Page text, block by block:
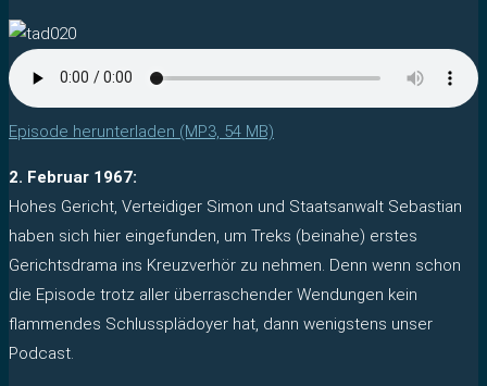
Episode herunterladen (MP3, 54 MB)
2. Februar 1967:
Hohes Gericht, Verteidiger Simon und Staatsanwalt Sebastian
haben sich hier eingefunden, um Treks (beinahe) erstes
Gerichtsdrama ins Kreuzverhör zu nehmen. Denn wenn schon
die Episode trotz aller überraschender Wendungen kein
flammendes Schlussplädoyer hat, dann wenigstens unser
Podcast.